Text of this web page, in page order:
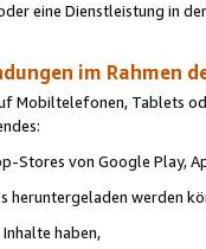
eine Dienstleistung in
im Rahmen
Mobiltelefonen, Tablets
Stores von Google Play,
heruntergeladen werden
haben,